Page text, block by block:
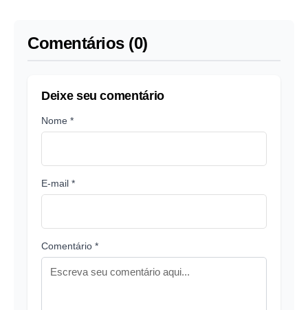
Comentários (0)
Deixe seu comentário
Nome *
E-mail *
Comentário *